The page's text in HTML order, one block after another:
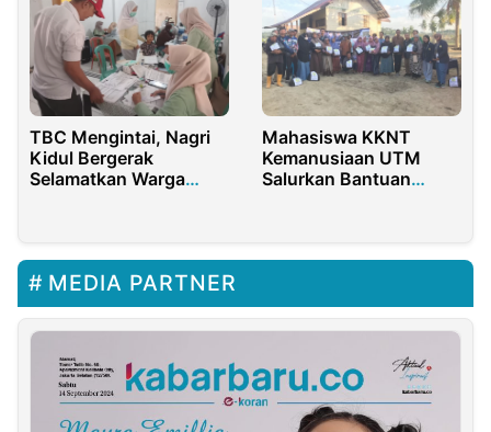
TBC Mengintai, Nagri
Kidul Bergerak
Selamatkan Warga
Mahasiswa KKNT
Kemanusiaan UTM
Salurkan Bantuan
MEDIA PARTNER